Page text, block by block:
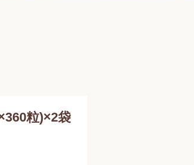
粒)×2袋